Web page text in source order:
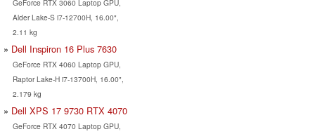
GeForce RTX 3060 Laptop GPU,
Alder Lake-S i7-12700H, 16.00",
2.11 kg
Dell Inspiron 16 Plus 7630
GeForce RTX 4060 Laptop GPU,
Raptor Lake-H i7-13700H, 16.00",
2.179 kg
Dell XPS 17 9730 RTX 4070
GeForce RTX 4070 Laptop GPU,